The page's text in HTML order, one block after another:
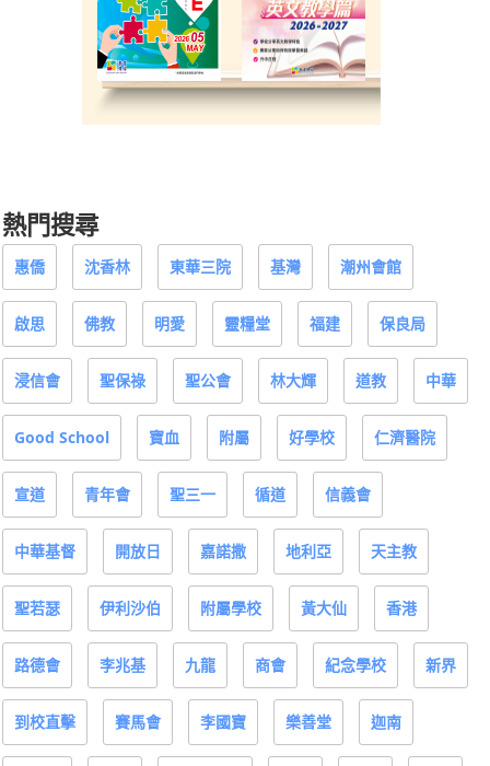
熱門搜尋
惠僑 沈香林 東華三院 基灣 潮州會館
啟思 佛教 明愛 靈糧堂 福建 保良局
浸信會 聖保祿 聖公會 林大輝 道教 中華
Good School 寶血 附屬 好學校 仁濟醫院
宣道 青年會 聖三一 循道 信義會
中華基督 開放日 嘉諾撒 地利亞 天主教
聖若瑟 伊利沙伯 附屬學校 黃大仙 香港
路德會 李兆基 九龍 商會 紀念學校 新界
到校直擊 賽馬會 李國寶 樂善堂 迦南